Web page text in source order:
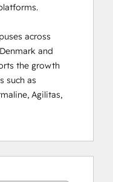
Strategies
across
and
the growth
such as
Agilitas,